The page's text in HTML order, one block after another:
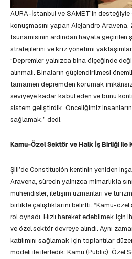
AURA-İstanbul ve SAMET’in desteğiyle
konuşmasını yapan Alejandro
tsunamisinin ardından hayata geçirilen
stratejilerini ve kriz yönetimi
“Depremler yalnızca bina ölçeğinde
alınmalı. Binaların güçlendirilmesi
tamamen depremden korumak
seviyeye kadar kabul eden ve bunu
sistem geliştirdik. Önceliğimiz
sağlamak.” dedi.
Kamu-Özel Sektör ve Halk İş Birliği ile
Şili’de Constitución kentinin yeniden
Aravena, sürecin yalnızca mimarlıkla
mühendisler, iletişim uzmanları ve
birlikte çalıştıklarını belirtti. “Kamu-
rol oynadı. Hızlı hareket edebilmek için
ve özel sektör devreye alındı. Aynı
katılımını sağlamak için toplantılar
modeli ile ilerledik: Kamu (Public), Özel